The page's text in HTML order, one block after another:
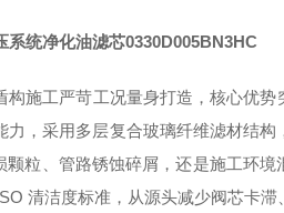
系统净化油滤芯0330D005BN3HC
施工严苛工况量身打造，核心优
，采用多层复合玻璃纤维滤材结
粒、管路锈蚀碎屑，还是施工环
清洁度标准，从源头减少阀芯卡